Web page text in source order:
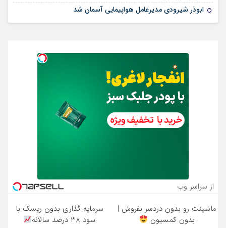
ابوذر شیرودی مدیرعامل هواپیمایی آسمان شد
از سراسر وب
ماشینت رو بدون دردسر بفروش |
بدون کمسیون
سرمایه گذاری بدون ریسک با
سود 38 درصد سالانه